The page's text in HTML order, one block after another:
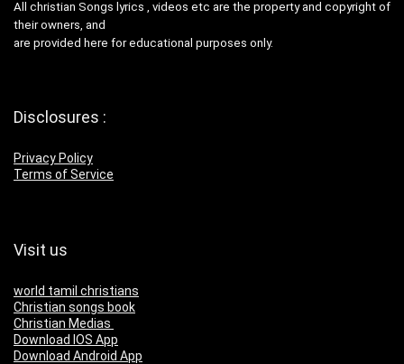
All christian Songs lyrics , videos etc are the property and copyright of
their owners, and
are provided here for educational purposes only.
Disclosures :
Privacy Policy
Terms of Service
Visit us
world tamil christians
Christian songs book
Christian Medias
Download IOS App
Download Android App